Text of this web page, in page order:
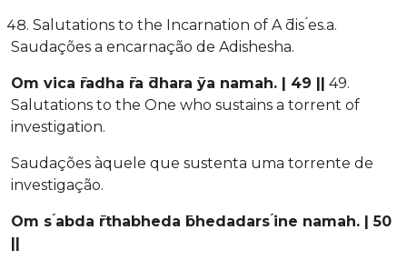
Salutations to the Incarnation of A ̄dis ́es.a.
Saudações a encarnação de Adishesha.
Om vica ̄radha ̄ra ̄dhara ̄ya namah. | 49 || 49.
Salutations to the One who sustains a torrent of
investigation.
Saudações àquele que sustenta uma torrente de
investigação.
Om s ́abda ̄rthabheda ̄bhedadars ́ine namah. | 50
||